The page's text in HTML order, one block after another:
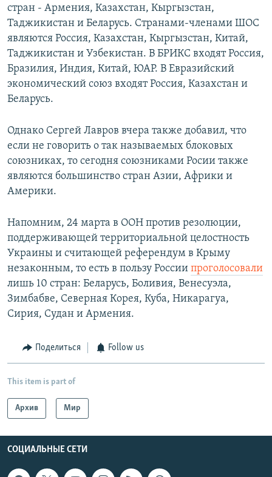
стран - Армения, Казахстан, Кыргызстан,
Таджикистан и Беларусь. Странами-членами ШОС
являются Россия, Казахстан, Кыргызстан, Китай,
Таджикистан и Узбекистан. В БРИКС входят Россия,
Бразилия, Индия, Китай, ЮАР. В Евразийский
экономический союз входят Россия, Казахстан и
Беларусь.
Однако Сергей Лавров вчера также добавил, что
если не говорить о так называемых блоковых
союзниках, то сегодня союзниками Росии также
являются большинство стран Азии, Африки и
Америки.
Напомним, 24 марта в ООН против резолюции,
поддерживающей территориальной целостность
Украины и считающей референдум в Крыму
незаконным, то есть в пользу России проголосовали
лишь 10 стран: Беларусь, Боливия, Венесуэла,
Зимбабве, Северная Корея, Куба, Никарагуа,
Сирия, Судан и Армения.
Поделиться Follow us
This item is part of
Архив Мир
СОЦИАЛЬНЫЕ СЕТИ